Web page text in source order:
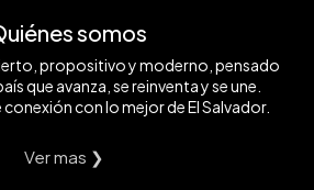
somos
propositivo y moderno, pensado
que avanza, se reinventa y se une.
con lo mejor de El Salvador.
Ver mas ❯